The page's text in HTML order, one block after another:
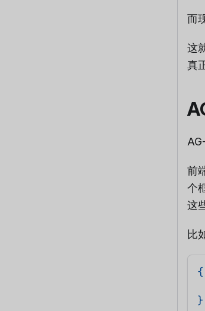
而
这
真
前
个
这
比
{
}